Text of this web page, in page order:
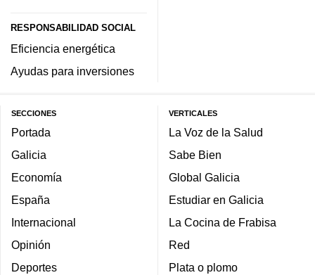
RESPONSABILIDAD SOCIAL
Eficiencia energética
Ayudas para inversiones
SECCIONES
Portada
Galicia
Economía
España
Internacional
Opinión
Deportes
VERTICALES
La Voz de la Salud
Sabe Bien
Global Galicia
Estudiar en Galicia
La Cocina de Frabisa
Red
Plata o plomo